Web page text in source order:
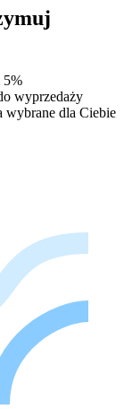
5%
wyprzedaży
wybrane dla Ciebie